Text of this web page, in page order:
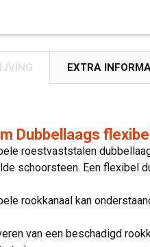
EXTRA
Dubbellaags
roestvaststalen
schoorsteen. Een flexibel
rookkanaal kan
van een beschadigd